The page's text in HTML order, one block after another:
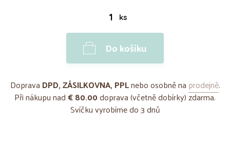
ks
Do košíku
Doprava DPD, ZÁSILKOVNA, PPLnebo osobně na prodejně.
Při nákupu nad€ 80.00doprava (včetně dobírky) zdarma.
Svíčku vyrobíme do 3 dnů